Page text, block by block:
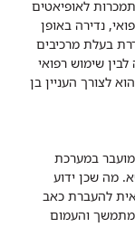
לאופיאטים
נדירה באופן
בעלת מרכיבים
לבין שימוש רפואי
לצורך העניין בן
במערכת
מה שכן ידוע
להעברת כאב
והעמום